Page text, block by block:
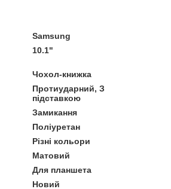
Samsung
10.1"
Чохол-книжка
Протиударний, З
підставкою
Замикання
Поліуретан
Різні кольори
Матовий
Для планшета
Новий